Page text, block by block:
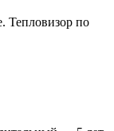
Тепловизор по